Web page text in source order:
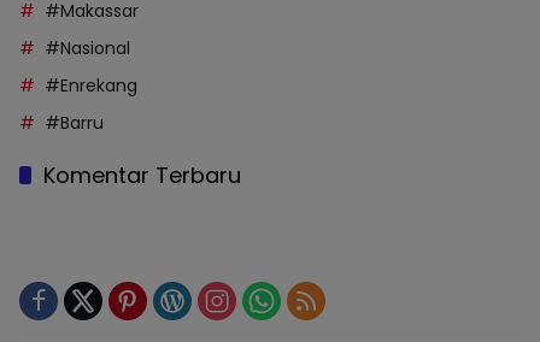
#Makassar
#Nasional
#Enrekang
#Barru
Komentar Terbaru